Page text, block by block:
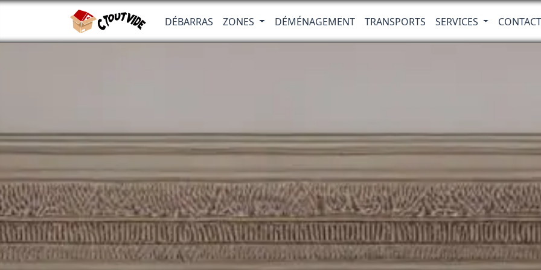
DÉBARRAS ZONES DÉMÉNAGEMENT TRANSPORTS SERVICES